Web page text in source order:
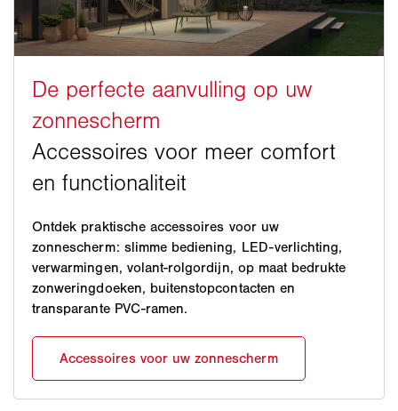
Ontdek praktische accessoires voor uw
zonnescherm: slimme bediening, LED-verlichting,
verwarmingen, volant-rolgordijn, op maat bedrukte
zonweringdoeken, buitenstopcontacten en
transparante PVC-ramen.